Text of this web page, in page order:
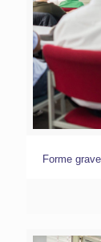
Forme